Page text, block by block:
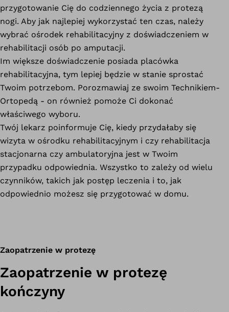
przygotowanie Cię do codziennego życia z protezą
nogi. Aby jak najlepiej wykorzystać ten czas, należy
wybrać ośrodek rehabilitacyjny z doświadczeniem w
rehabilitacji osób po amputacji.
Im większe doświadczenie posiada placówka
rehabilitacyjna, tym lepiej będzie w stanie sprostać
Twoim potrzebom. Porozmawiaj ze swoim Technikiem-
Ortopedą - on również pomoże Ci dokonać
właściwego wyboru.
Twój lekarz poinformuje Cię, kiedy przydałaby się
wizyta w ośrodku rehabilitacyjnym i czy rehabilitacja
stacjonarna czy ambulatoryjna jest w Twoim
przypadku odpowiednia. Wszystko to zależy od wielu
czynników, takich jak postęp leczenia i to, jak
odpowiednio możesz się przygotować w domu.
Zaopatrzenie w protezę
Zaopatrzenie w protezę
kończyny